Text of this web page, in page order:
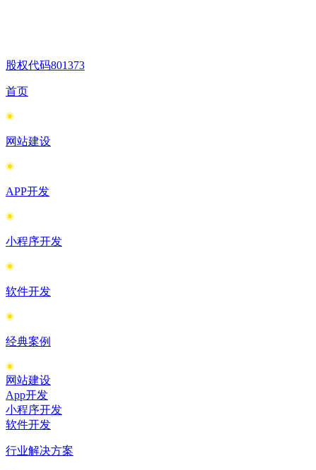
股权代码801373
首页
网站建设
APP开发
小程序开发
软件开发
经典案例
网站建设
App开发
小程序开发
软件开发
行业解决方案